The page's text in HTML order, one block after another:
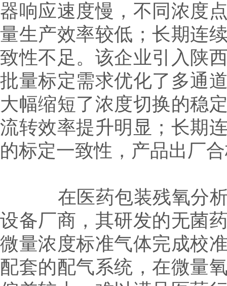
器响应速度慢，不同浓度
量生产效率较低；长期连
致性不足。该企业引入陕
批量标定需求优化了多通
大幅缩短了浓度切换的稳
流转效率提升明显；长期
的标定一致性，产品出厂
在医药包装残氧分析
设备厂商，其研发的无菌
微量浓度标准气体完成校
配套的配气系统，在微量